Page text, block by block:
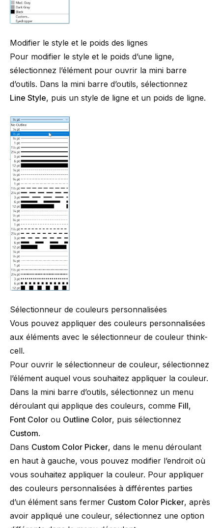
Modifier le style et le poids des lignes
Pour modifier le style et le poids d’une ligne,
sélectionnez l’élément pour ouvrir la mini barre
d’outils. Dans la mini barre d’outils, sélectionnez
Line Style, puis un style de ligne et un poids de ligne.
Sélectionneur de couleurs personnalisées
Vous pouvez appliquer des couleurs personnalisées
aux éléments avec le sélectionneur de couleur think-
cell.
Pour ouvrir le sélectionneur de couleur, sélectionnez
l’élément auquel vous souhaitez appliquer la couleur.
Dans la mini barre d’outils, sélectionnez un menu
déroulant qui applique des couleurs, comme Fill,
Font Color ou Outline Color, puis sélectionnez
Custom.
Dans Custom Color Picker, dans le menu déroulant
en haut à gauche, vous pouvez modifier l’endroit où
vous souhaitez appliquer la couleur. Pour appliquer
des couleurs personnalisées à différentes parties
d’un élément sans fermer Custom Color Picker, après
avoir appliqué une couleur, sélectionnez une option